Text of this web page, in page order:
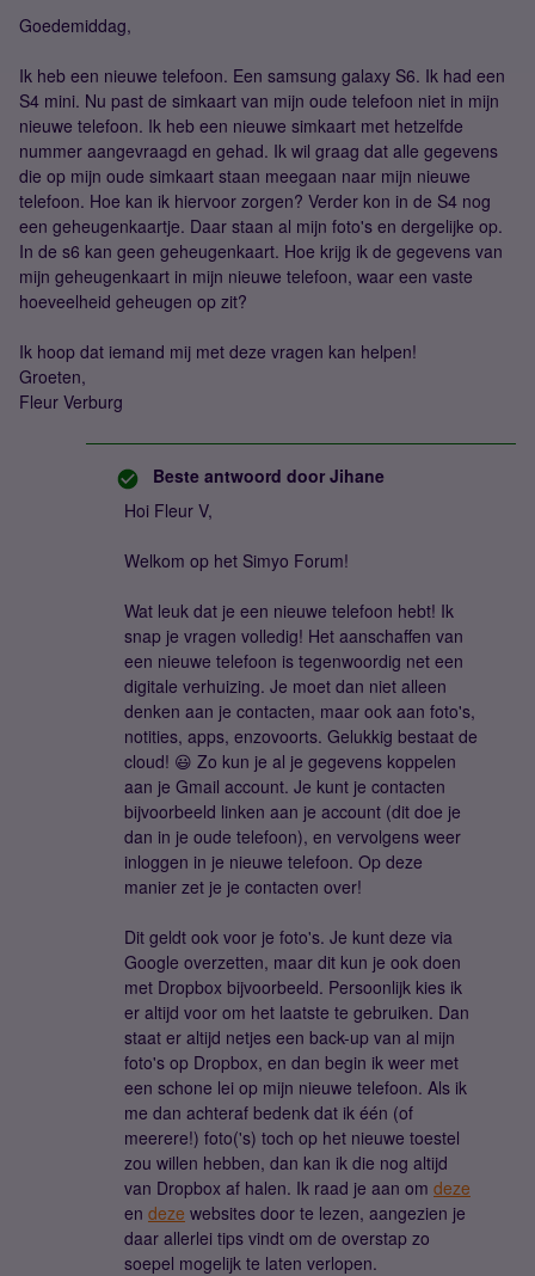
Goedemiddag,
Ik heb een nieuwe telefoon. Een samsung galaxy S6. Ik had een
S4 mini. Nu past de simkaart van mijn oude telefoon niet in mijn
nieuwe telefoon. Ik heb een nieuwe simkaart met hetzelfde
nummer aangevraagd en gehad. Ik wil graag dat alle gegevens
die op mijn oude simkaart staan meegaan naar mijn nieuwe
telefoon. Hoe kan ik hiervoor zorgen? Verder kon in de S4 nog
een geheugenkaartje. Daar staan al mijn foto's en dergelijke op.
In de s6 kan geen geheugenkaart. Hoe krijg ik de gegevens van
mijn geheugenkaart in mijn nieuwe telefoon, waar een vaste
hoeveelheid geheugen op zit?
Ik hoop dat iemand mij met deze vragen kan helpen!
Groeten,
Fleur Verburg
Beste antwoord door Jihane
Hoi Fleur V,
Welkom op het Simyo Forum!
Wat leuk dat je een nieuwe telefoon hebt! Ik
snap je vragen volledig! Het aanschaffen van
een nieuwe telefoon is tegenwoordig net een
digitale verhuizing. Je moet dan niet alleen
denken aan je contacten, maar ook aan foto's,
notities, apps, enzovoorts. Gelukkig bestaat de
cloud! 😃 Zo kun je al je gegevens koppelen
aan je Gmail account. Je kunt je contacten
bijvoorbeeld linken aan je account (dit doe je
dan in je oude telefoon), en vervolgens weer
inloggen in je nieuwe telefoon. Op deze
manier zet je je contacten over!
Dit geldt ook voor je foto's. Je kunt deze via
Google overzetten, maar dit kun je ook doen
met Dropbox bijvoorbeeld. Persoonlijk kies ik
er altijd voor om het laatste te gebruiken. Dan
staat er altijd netjes een back-up van al mijn
foto's op Dropbox, en dan begin ik weer met
een schone lei op mijn nieuwe telefoon. Als ik
me dan achteraf bedenk dat ik één (of
meerere!) foto('s) toch op het nieuwe toestel
zou willen hebben, dan kan ik die nog altijd
van Dropbox af halen. Ik raad je aan om deze
en deze websites door te lezen, aangezien je
daar allerlei tips vindt om de overstap zo
soepel mogelijk te laten verlopen.